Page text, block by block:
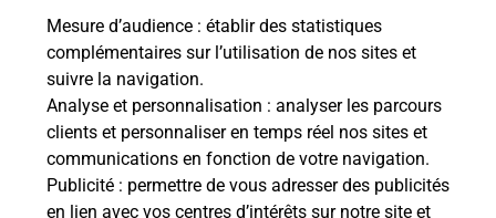
Mesure d’audience : établir des statistiques
complémentaires sur l’utilisation de nos sites et
suivre la navigation.
Analyse et personnalisation : analyser les parcours
clients et personnaliser en temps réel nos sites et
communications en fonction de votre navigation.
Publicité : permettre de vous adresser des publicités
en lien avec vos centres d’intérêts sur notre site et
Collecte du courrier aujourd'hui à 08h00
Impasse Du Presbytere
52210 Villiers Sur Suize
Itinéraire